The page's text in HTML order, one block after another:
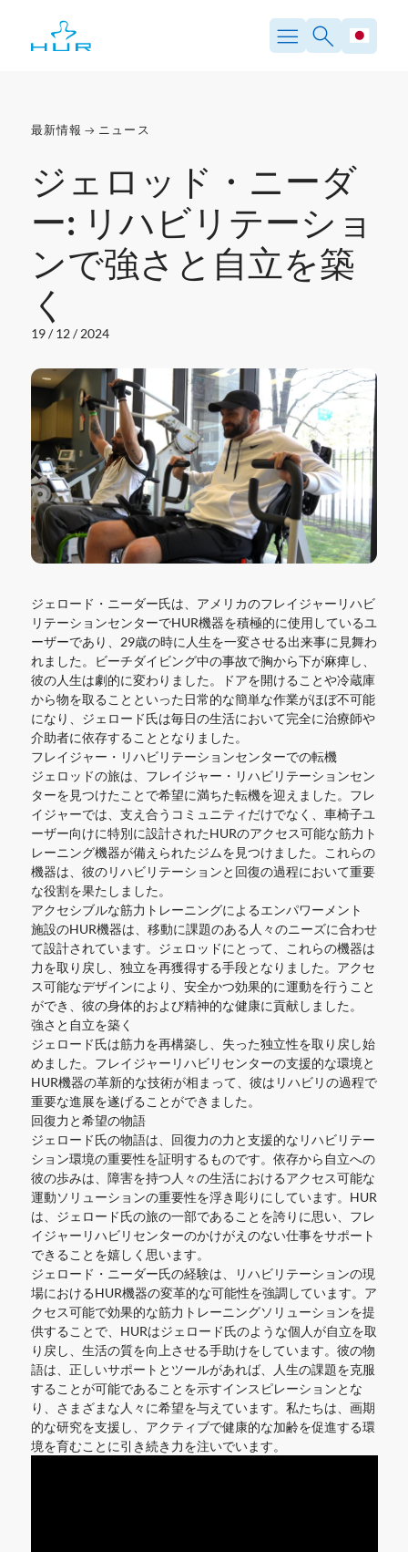
最新情報 ニュース
ジェロッド・ニーダ
ー: リハビリテーショ
ンで強さと自立を築
く
19 / 12 / 2024
ジェロード・ニーダー氏は、アメリカのフレイジャーリハビ
リテーションセンターでHUR機器を積極的に使用しているユ
ーザーであり、29歳の時に人生を一変させる出来事に見舞わ
れました。ビーチダイビング中の事故で胸から下が麻痺し、
彼の人生は劇的に変わりました。ドアを開けることや冷蔵庫
から物を取ることといった日常的な簡単な作業がほぼ不可能
になり、ジェロード氏は毎日の生活において完全に治療師や
介助者に依存することとなりました。
フレイジャー・リハビリテーションセンターでの転機
ジェロッドの旅は、フレイジャー・リハビリテーションセン
ターを見つけたことで希望に満ちた転機を迎えました。フレ
イジャーでは、支え合うコミュニティだけでなく、車椅子ユ
ーザー向けに特別に設計されたHURのアクセス可能な筋力ト
レーニング機器が備えられたジムを見つけました。これらの
機器は、彼のリハビリテーションと回復の過程において重要
な役割を果たしました。
アクセシブルな筋力トレーニングによるエンパワーメント
施設のHUR機器は、移動に課題のある人々のニーズに合わせ
て設計されています。ジェロッドにとって、これらの機器は
力を取り戻し、独立を再獲得する手段となりました。アクセ
ス可能なデザインにより、安全かつ効果的に運動を行うこと
ができ、彼の身体的および精神的な健康に貢献しました。
強さと自立を築く
ジェロード氏は筋力を再構築し、失った独立性を取り戻し始
めました。フレイジャーリハビリセンターの支援的な環境と
HUR機器の革新的な技術が相まって、彼はリハビリの過程で
重要な進展を遂げることができました。
回復力と希望の物語
ジェロード氏の物語は、回復力の力と支援的なリハビリテー
ション環境の重要性を証明するものです。依存から自立への
彼の歩みは、障害を持つ人々の生活におけるアクセス可能な
運動ソリューションの重要性を浮き彫りにしています。HUR
は、ジェロード氏の旅の一部であることを誇りに思い、フレ
イジャーリハビリセンターのかけがえのない仕事をサポート
できることを嬉しく思います。
ジェロード・ニーダー氏の経験は、リハビリテーションの現
場におけるHUR機器の変革的な可能性を強調しています。ア
クセス可能で効果的な筋力トレーニングソリューションを提
供することで、HURはジェロード氏のような個人が自立を取
り戻し、生活の質を向上させる手助けをしています。彼の物
語は、正しいサポートとツールがあれば、人生の課題を克服
することが可能であることを示すインスピレーションとな
り、さまざまな人々に希望を与えています。私たちは、画期
的な研究を支援し、アクティブで健康的な加齢を促進する環
境を育むことに引き続き力を注いでいます。